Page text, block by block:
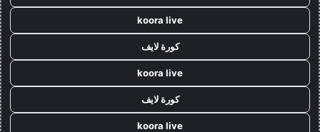
koora live
كورة لايف
koora live
كورة لايف
koora live